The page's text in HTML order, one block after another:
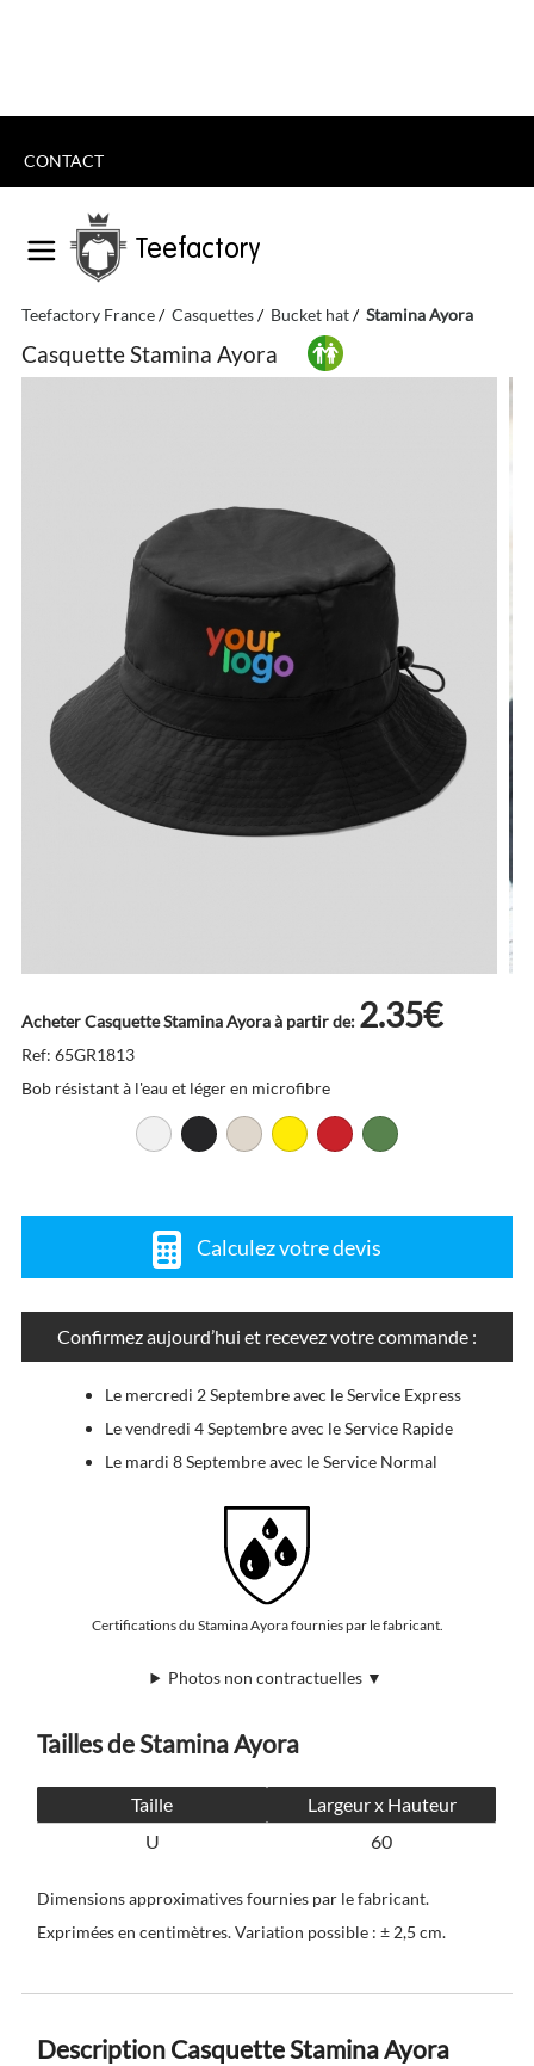
CONTACT
Teefactory
Teefactory France Casquettes Bucket hat Stamina Ayora
Casquette Stamina Ayora
Acheter Casquette Stamina Ayora à partir de: 2.35€
Ref: 65GR1813
Bob résistant à l'eau et léger en microfibre
Calculez votre devis
Confirmez aujourd’hui et recevez votre commande :
Le mercredi 2 Septembre avec le Service Express
Le vendredi 4 Septembre avec le Service Rapide
Le mardi 8 Septembre avec le Service Normal
Certifications du Stamina Ayora fournies par le fabricant.
Photos non contractuelles ▼
Tailles de Stamina Ayora
Taille
Largeur x Hauteur
U
60
Dimensions approximatives fournies par le fabricant.
Exprimées en centimètres. Variation possible : ± 2,5 cm.
Description Casquette Stamina Ayora